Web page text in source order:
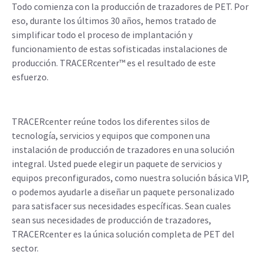
Todo comienza con la producción de trazadores de PET. Por
eso, durante los últimos 30 años, hemos tratado de
simplificar todo el proceso de implantación y
funcionamiento de estas sofisticadas instalaciones de
producción. TRACERcenter™ es el resultado de este
esfuerzo.
TRACERcenter reúne todos los diferentes silos de
tecnología, servicios y equipos que componen una
instalación de producción de trazadores en una solución
integral. Usted puede elegir un paquete de servicios y
equipos preconfigurados, como nuestra solución básica VIP,
o podemos ayudarle a diseñar un paquete personalizado
para satisfacer sus necesidades específicas. Sean cuales
sean sus necesidades de producción de trazadores,
TRACERcenter es la única solución completa de PET del
sector.